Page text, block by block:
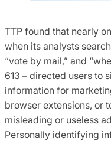
TTP found that nearly
when its analysts
“vote by mail,” and
613 – directed users to
information for
browser extensions, or
misleading or useless
Personally identifying